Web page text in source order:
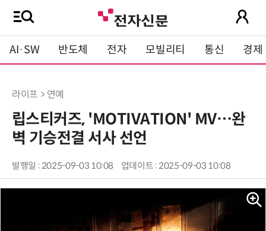
AI·SW 반도체 전자 모빌리티 통신 경제
라이프 > 연예
립스티커즈, 'MOTIVATION' MV…완
벽 기승전결 서사 선언
발행일 : 2025-09-03 10:08 업데이트 : 2025-09-03 10:08